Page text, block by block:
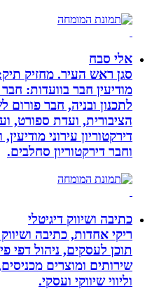
אלי סבח
סגן ראש העיר. מחזיק תיק:
מודיעין חבר בוועדות: חבר
לתכנון ובניה, חבר פורום
הציבורית, ועדת ספורט, ועדת
דירקטוריון עירוני מודיעין,
וחבר דירקטוריון סחלבים.
כתיבה ושיווק דיגיטלי
ריקי אחדות, כתיבה ושיווק
תוכן לעסקים, ניהול דפי
שירותים ומוצרים מכניסים,
וליווי שיווקי ועסקי.